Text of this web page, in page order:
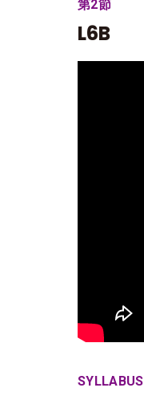
第2節
L6B
SYLLABUS